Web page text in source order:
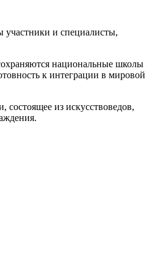
участники и специалисты,
национальные школы
к интеграции в мировой
из искусствоведов,